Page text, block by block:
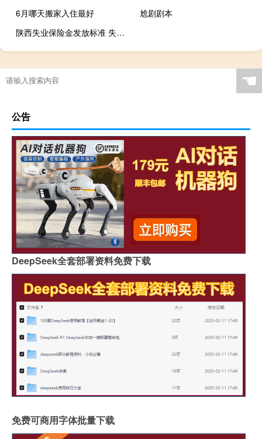
6月哪天搬家入住最好
尬剧剧本
陕西失业保险金发放标准 失业保险金领取条件及标准2020
☚
公告
DeepSeek全套部署资料免费下载
免费可商用字体批量下载